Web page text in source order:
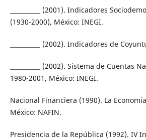
__________ (2001). Indicadores
(1930-2000), México: INEGI.
__________ (2002). Indicadores de
__________ (2002). Sistema de Cuentas
1980-2001, México: INEGI.
Nacional Financiera (1990). La
México: NAFIN.
Presidencia de la República (1992). IV